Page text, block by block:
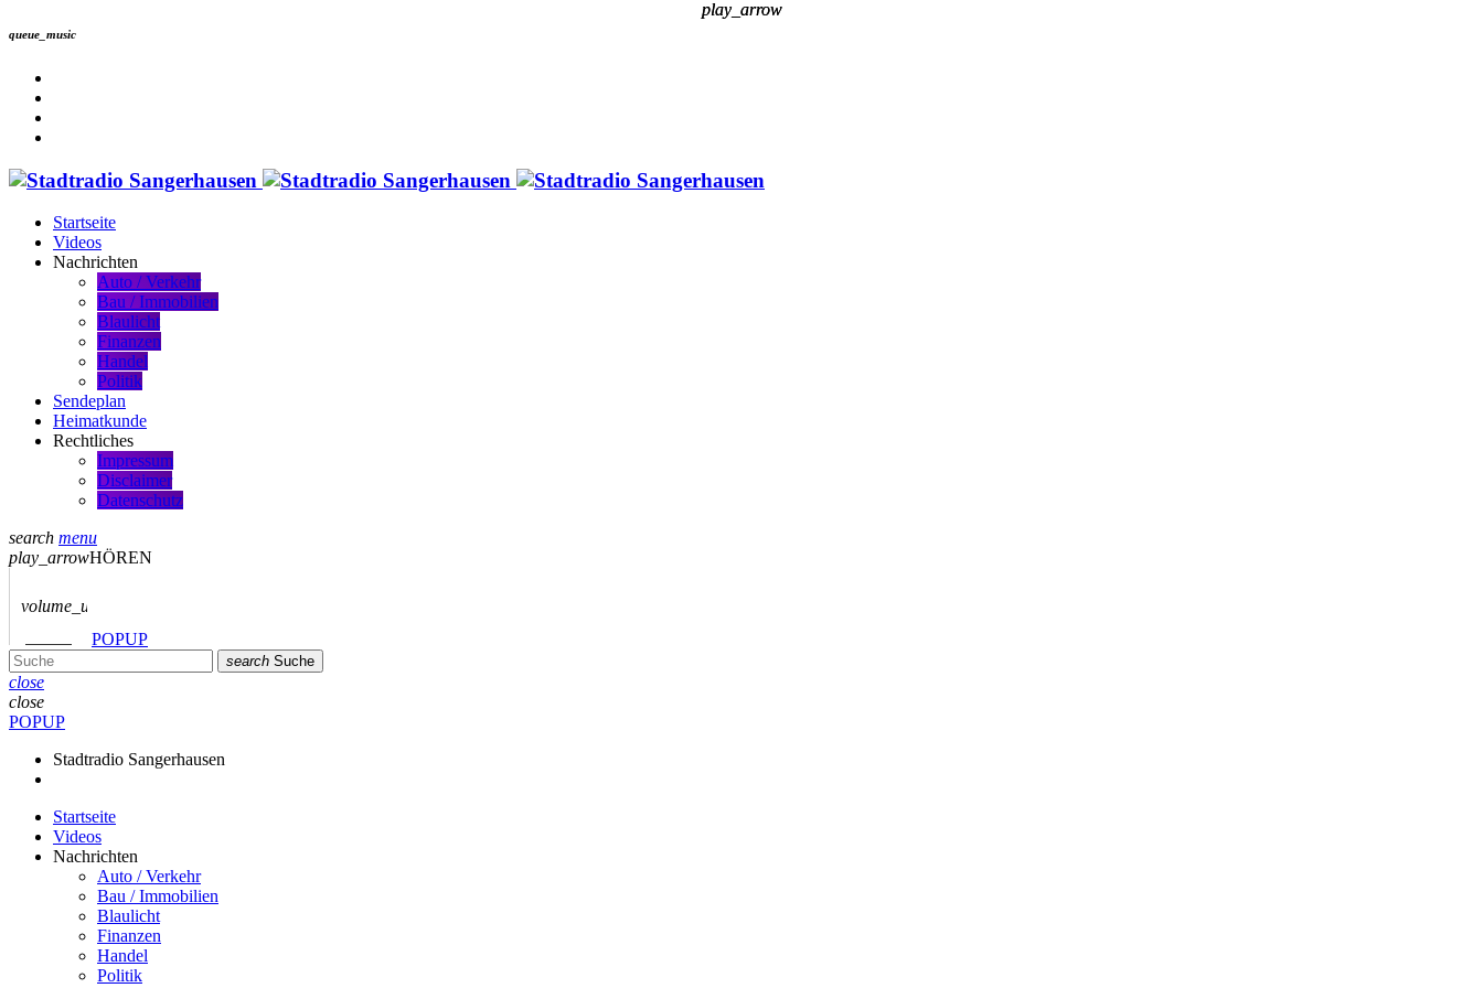
queue_music
Startseite
Videos
Nachrichten
Auto / Verkehr
Bau / Immobilien
Blaulicht
Finanzen
Handel
Politik
Sendeplan
Heimatkunde
Rechtliches
Impressum
Disclaimer
Datenschutz
search menu
play_arrowHÖREN
volume_up
POPUP
search Suche
close
close
POPUP
play_arrow
Stadtradio Sangerhausen
Startseite
Videos
Nachrichten
Auto / Verkehr
Bau / Immobilien
Blaulicht
Finanzen
Handel
Politik
play_arrow